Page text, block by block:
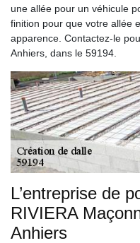
une allée pour un véhicule
finition pour que votre allée
apparence. Contactez-le
Anhiers, dans le 59194.
L’entreprise de
RIVIERA
Anhiers